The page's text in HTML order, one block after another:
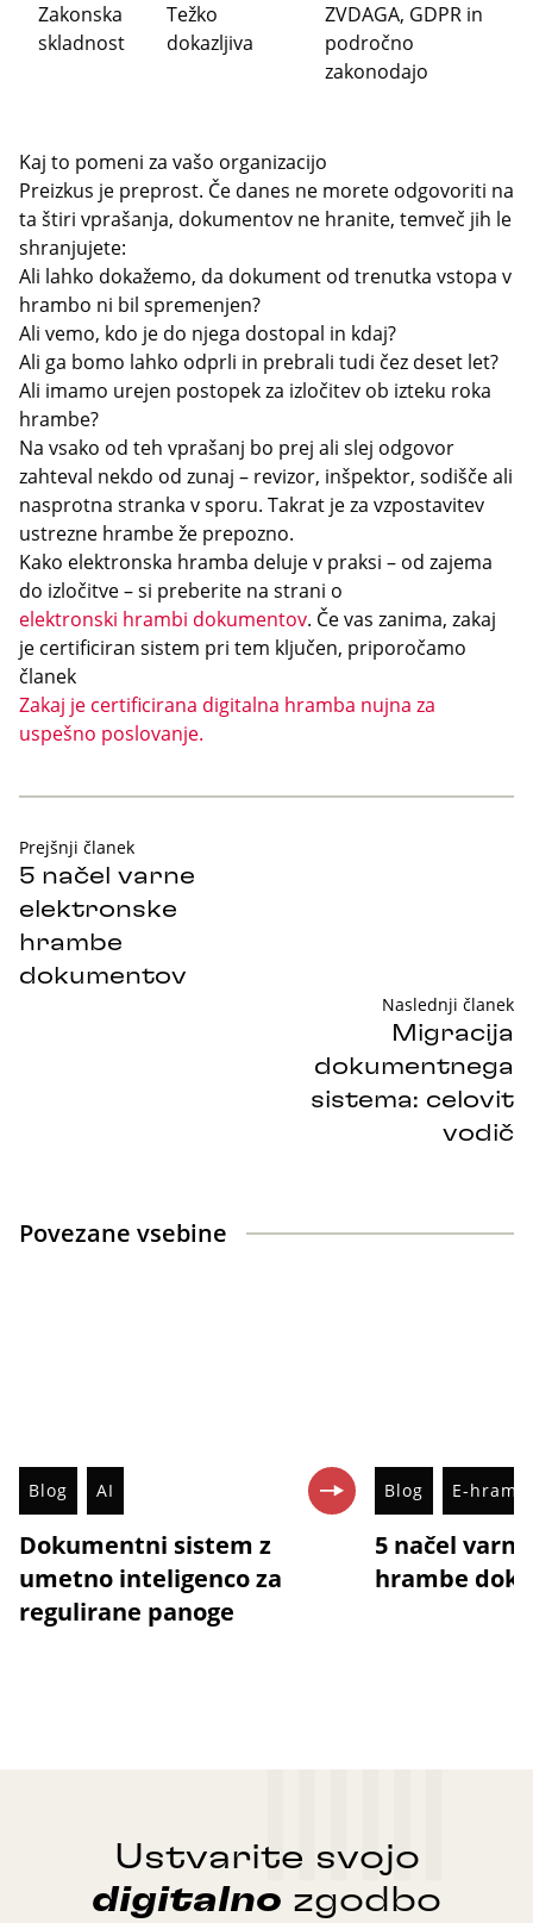
Zakonska
skladnost
Težko
dokazljiva
ZVDAGA, GDPR in
področno
zakonodajo
Kaj to pomeni za vašo organizacijo
Preizkus je preprost. Če danes ne morete odgovoriti na
ta štiri vprašanja, dokumentov ne hranite, temveč jih le
shranjujete:
Ali lahko dokažemo, da dokument od trenutka vstopa v
hrambo ni bil spremenjen?
Ali vemo, kdo je do njega dostopal in kdaj?
Ali ga bomo lahko odprli in prebrali tudi čez deset let?
Ali imamo urejen postopek za izločitev ob izteku roka
hrambe?
Na vsako od teh vprašanj bo prej ali slej odgovor
zahteval nekdo od zunaj – revizor, inšpektor, sodišče ali
nasprotna stranka v sporu. Takrat je za vzpostavitev
ustrezne hrambe že prepozno.
Kako elektronska hramba deluje v praksi – od zajema
do izločitve – si preberite na strani o
elektronski hrambi dokumentov. Če vas zanima, zakaj
je certificiran sistem pri tem ključen, priporočamo
članek
Zakaj je certificirana digitalna hramba nujna za
uspešno poslovanje.
Prejšnji članek
5 načel varne
elektronske
hrambe
dokumentov
Naslednji članek
Migracija
dokumentnega
sistema: celovit
vodič
Povezane vsebine
Blog AI
Dokumentni sistem z
umetno inteligenco za
regulirane panoge
Blog E-
5 načel
hrambe
Ustvarite svojo
digitalno zgodbo